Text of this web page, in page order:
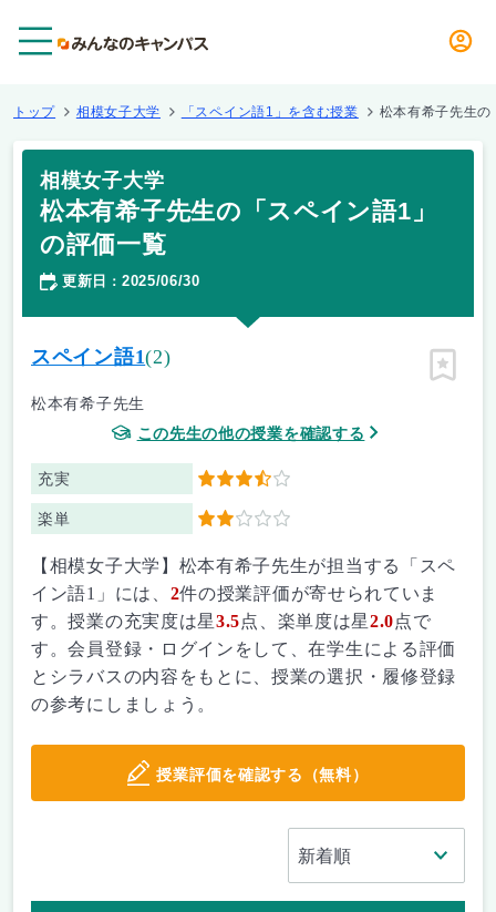
トップ 相模女子大学 「スペイン語1」を含む授業 松本有希子先生
相模女子大学
松本有希子先生の「スペイン語1」
の評価一覧
更新日 ： 2025/06/30
スペイン語1(2)
松本有希子先生
この先生の他の授業を確認する
充実 3.5
楽単 2
ピン留
【相模女子大学】松本有希子先生が担当する「スペ
イン語1」には、 2件の授業評価が寄せられていま
す。授業の充実度は星3.5点、楽単度は星2.0点で
す。会員登録・ログインをして、在学生による評価
とシラバスの内容をもとに、授業の選択・履修登録
の参考にしましょう。
授業評価を確認する（無料）